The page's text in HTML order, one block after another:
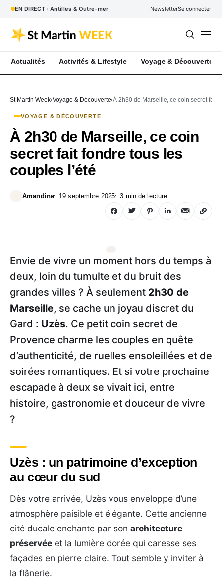
EN DIRECT · Antilles & Outre-mer NewsletterSe connecter
Actualités Activités & Lifestyle Voyage & Découverte
St Martin Week Voyage & Découverte À 2h30 de Marseille, ce coin secret fait
VOYAGE & DÉCOUVERTE
À 2h30 de Marseille, ce coin
secret fait fondre tous les
couples l’été
Amandine 19 septembre 2025 3 min de lecture
Envie de vivre un moment hors du temps à
deux, loin du tumulte et du bruit des
grandes villes ? À seulement 2h30 de
Marseille, se cache un joyau discret du
Gard : Uzès. Ce petit coin secret de
Provence charme les couples en quête
d’authenticité, de ruelles ensoleillées et de
soirées romantiques. Et si votre prochaine
escapade à deux se vivait ici, entre
histoire, gastronomie et douceur de vivre
?
Uzès : un patrimoine d’exception
au cœur du sud
Dès votre arrivée, Uzès vous enveloppe d’une
atmosphère paisible et élégante. Cette ancienne
cité ducale enchante par son architecture
préservée et la lumière dorée qui caresse ses
façades en pierre claire. Tout semble y inviter à
la flânerie.